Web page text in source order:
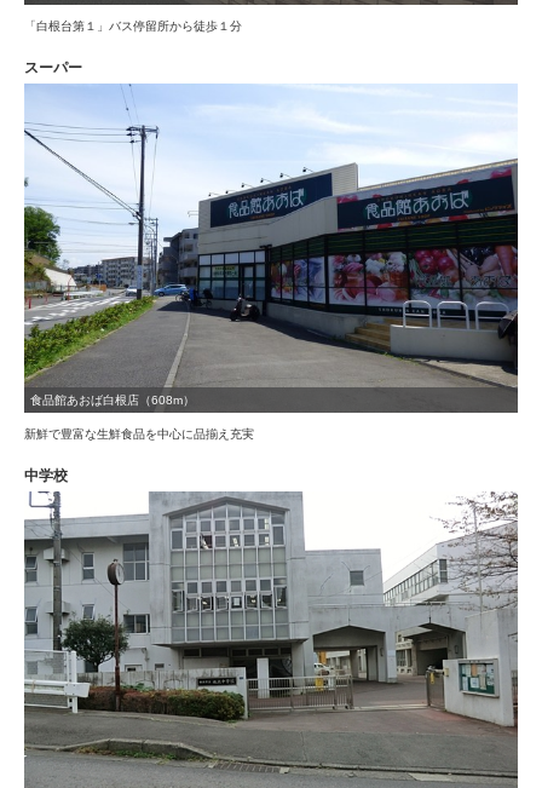
「白根台第１」バス停留所から徒歩１分
スーパー
食品館あおば白根店（608m）
新鮮で豊富な生鮮食品を中心に品揃え充実
中学校